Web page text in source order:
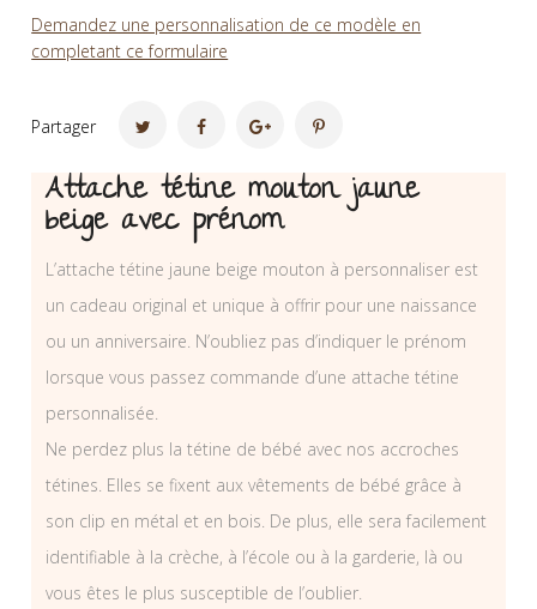
Demandez une personnalisation de ce modèle en
completant ce formulaire
Partager
Attache tétine mouton jaune
beige avec prénom
L’attache tétine jaune beige mouton à personnaliser est
un cadeau original et unique à offrir pour une naissance
ou un anniversaire. N’oubliez pas d’indiquer le prénom
lorsque vous passez commande d’une attache tétine
personnalisée.
Ne perdez plus la tétine de bébé avec nos accroches
tétines. Elles se fixent aux vêtements de bébé grâce à
son clip en métal et en bois. De plus, elle sera facilement
identifiable à la crèche, à l’école ou à la garderie, là ou
vous êtes le plus susceptible de l’oublier.